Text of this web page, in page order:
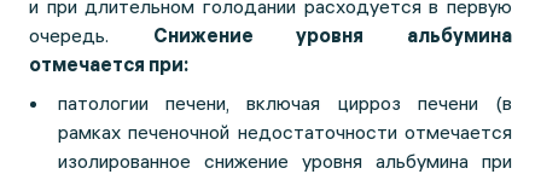
и при длительном голодании расходуется в первую
очередь. Снижение уровня альбумина
отмечается при:
патологии печени, включая цирроз печени (в
рамках печеночной недостаточности отмечается
изолированное снижение уровня альбумина при